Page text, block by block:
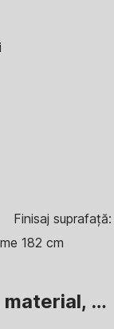
Finisaj suprafață:
182 cm
material, …